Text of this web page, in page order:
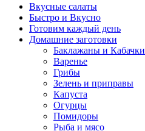
Вкусные салаты
Быстро и Вкусно
Готовим каждый день
Домашние заготовки
Баклажаны и Кабачки
Варенье
Грибы
Зелень и приправы
Капуста
Огурцы
Помидоры
Рыба и мясо